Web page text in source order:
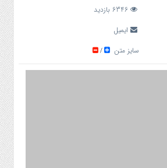
6346 بازدید
ایمیل
سایز متن /